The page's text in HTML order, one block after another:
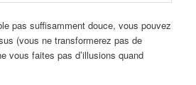
pas suffisamment douce, vous pouvez
(vous ne transformerez pas de
vous faites pas d’illusions quand